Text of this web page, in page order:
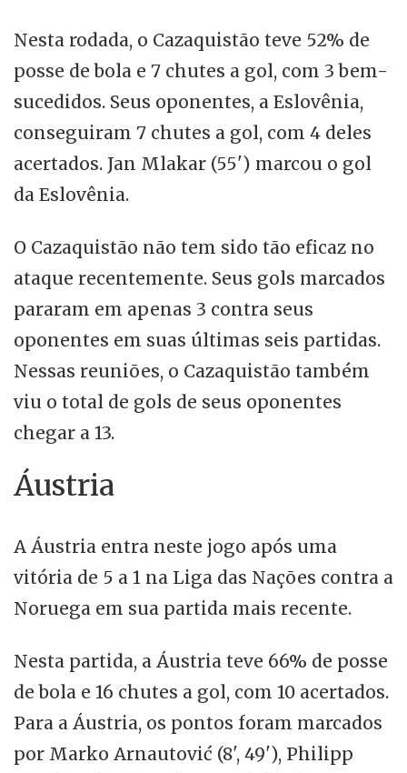
Nesta rodada, o Cazaquistão teve 52% de
posse de bola e 7 chutes a gol, com 3 bem-
sucedidos. Seus oponentes, a Eslovênia,
conseguiram 7 chutes a gol, com 4 deles
acertados. Jan Mlakar (55') marcou o gol
da Eslovênia.
O Cazaquistão não tem sido tão eficaz no
ataque recentemente. Seus gols marcados
pararam em apenas 3 contra seus
oponentes em suas últimas seis partidas.
Nessas reuniões, o Cazaquistão também
viu o total de gols de seus oponentes
chegar a 13.
Áustria
A Áustria entra neste jogo após uma
vitória de 5 a 1 na Liga das Nações contra a
Noruega em sua partida mais recente.
Nesta partida, a Áustria teve 66% de posse
de bola e 16 chutes a gol, com 10 acertados.
Para a Áustria, os pontos foram marcados
por Marko Arnautović (8', 49'), Philipp